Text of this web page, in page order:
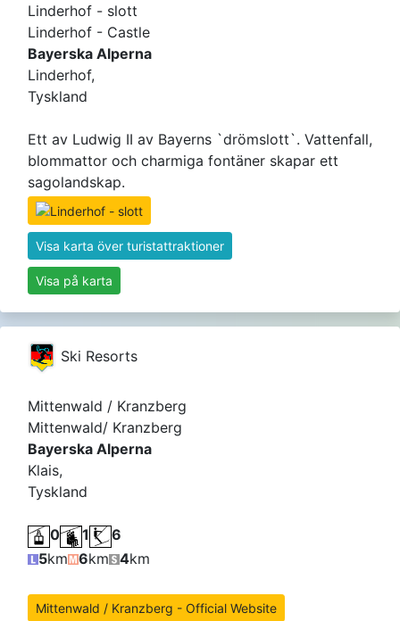
Linderhof - slott
Linderhof - Castle
Bayerska Alperna
Linderhof,
Tyskland
Ett av Ludwig II av Bayerns `drömslott`. Vattenfall,
blommattor och charmiga fontäner skapar ett
sagolandskap.
Visa karta över turistattraktioner
Visa på karta
Ski Resorts
Mittenwald / Kranzberg
Mittenwald/ Kranzberg
Bayerska Alperna
Klais,
Tyskland
0 1
6
5km 6km 4km
Mittenwald / Kranzberg - Official Website